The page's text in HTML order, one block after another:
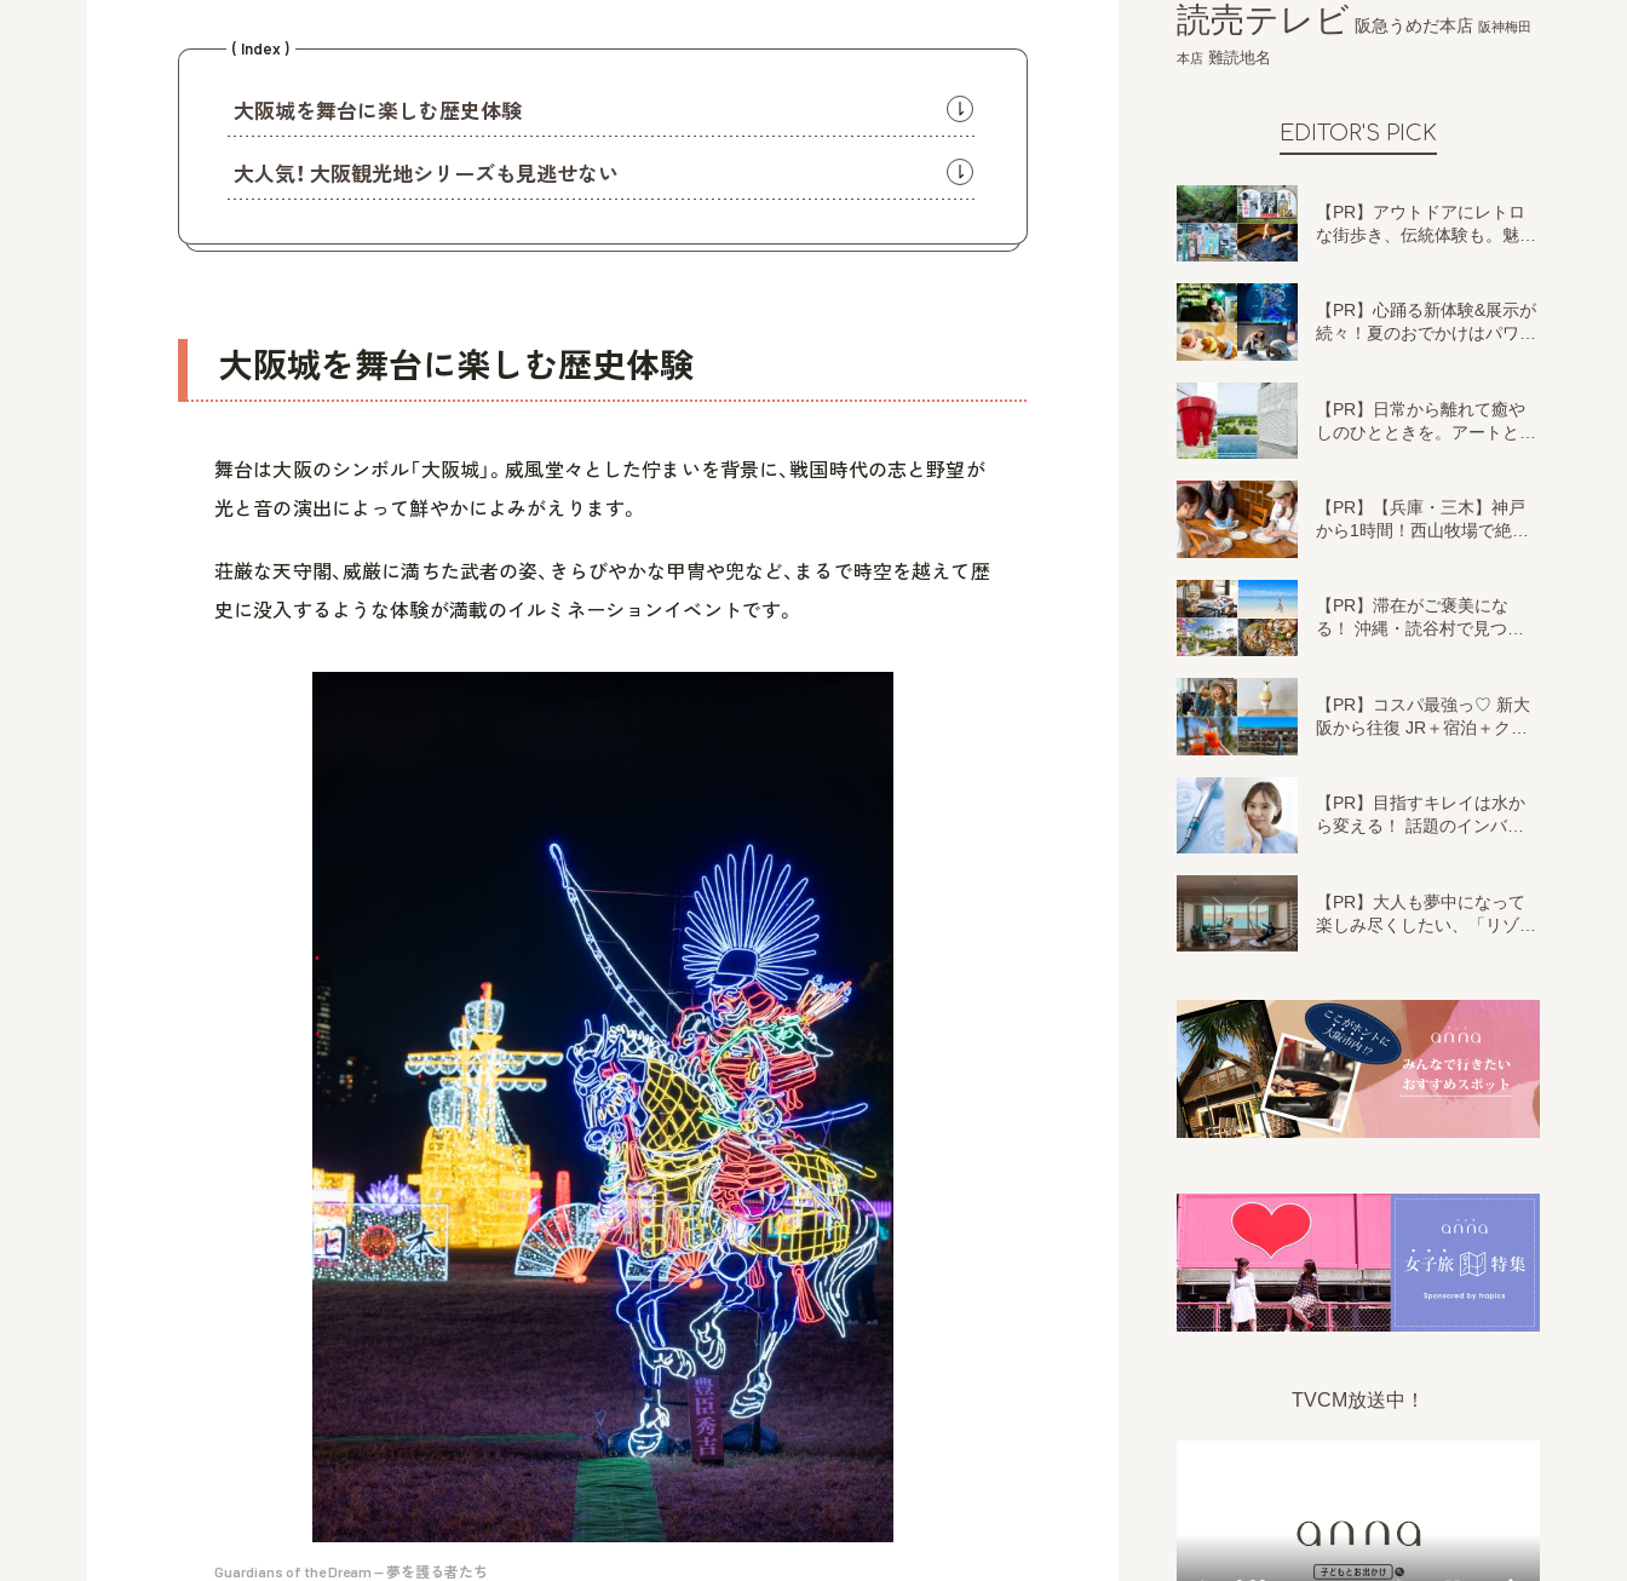
( Index )
大阪城を舞台に楽しむ歴史体験
大人気！ 大阪観光地シリーズも見逃せない
大阪城を舞台に楽しむ歴史体験
舞台は大阪のシンボル「大阪城」。威風堂々とした佇まいを背景に、戦国時代の志と野望が
光と音の演出によって鮮やかによみがえります。
荘厳な天守閣、威厳に満ちた武者の姿、きらびやかな甲冑や兜など、まるで時空を越えて歴
史に没入するような体験が満載のイルミネーションイベントです。
Guardians of the Dream — 夢を護る者たち
読売テレビ 阪急うめだ本店 阪神梅田
本店 難読地名
EDITOR'S PICK
【PR】アウトドアにレトロ
な街歩き、伝統体験も。魅…
【PR】心踊る新体験&展示が
続々！夏のおでかけはパワ…
【PR】日常から離れて癒や
しのひとときを。アートと…
【PR】【兵庫・三木】神戸
から1時間！西山牧場で絶…
【PR】滞在がご褒美にな
る！ 沖縄・読谷村で見つ…
【PR】コスパ最強っ♡ 新大
阪から往復 JR＋宿泊＋ク…
【PR】目指すキレイは水か
ら変える！ 話題のインバ…
【PR】大人も夢中になって
楽しみ尽くしたい、「リゾ…
TVCM放送中！